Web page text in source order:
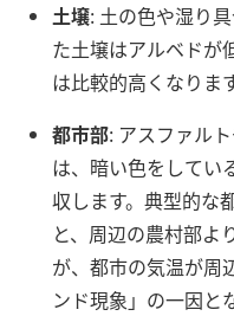
土壌: 土の色や湿り
た土壌はアルベドが
は比較的高くなります
都市部: アスファル
は、暗い色をしてい
収します。典型的な
と、周辺の農村部よ
が、都市の気温が周
ンド現象」の一因と